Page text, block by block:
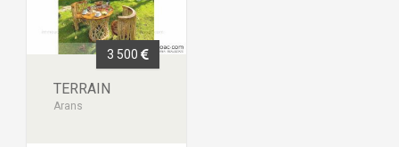
3 500
TERRAIN
Arans